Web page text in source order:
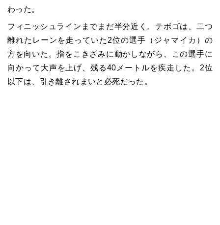
わった。
フィニッシュラインまでまだ半分近く。テボゴは、二つ
離れたレーンを走っていた2位の選手（ジャマイカ）の
方を向いた。指をこきざみに動かしながら、この選手に
向かって大声を上げ、残る40メートルを疾走した。2位
以下は、引き離されまいと必死だった。